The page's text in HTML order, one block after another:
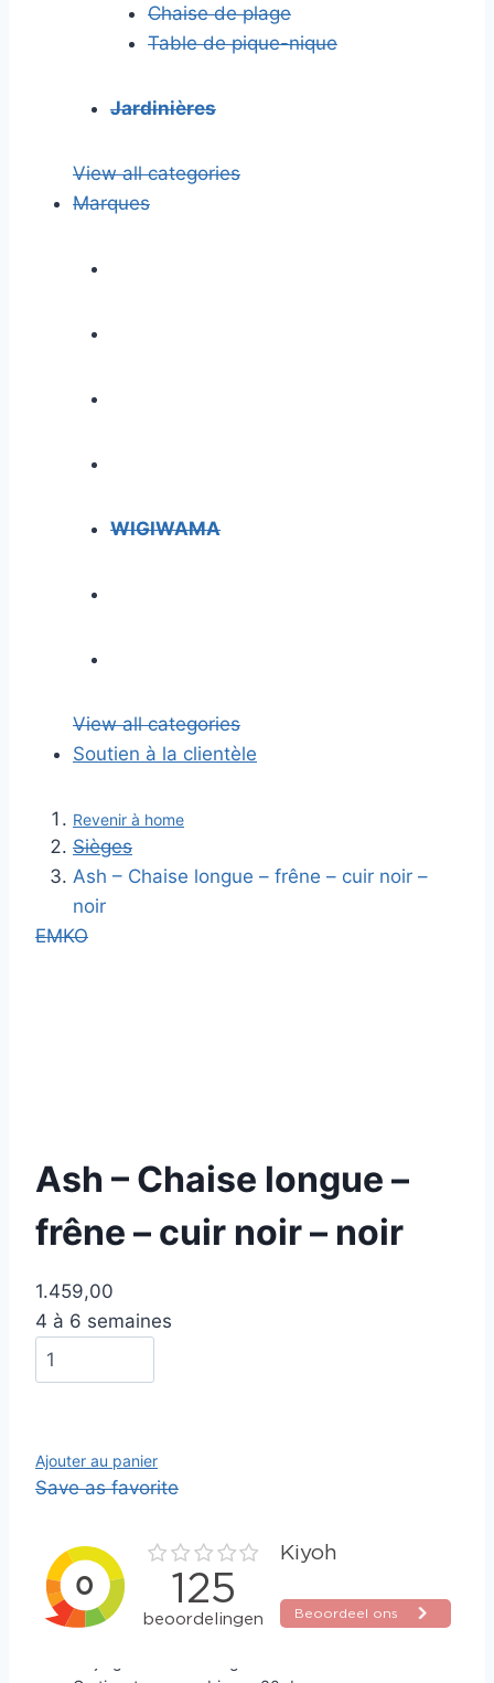
Chaise de plage
Table de pique-nique
Jardinières
View all categories
Marques
WIGIWAMA
View all categories
Soutien à la clientèle
Revenir à home
Sièges
Ash – Chaise longue – frêne – cuir noir –
noir
EMKO
Ash – Chaise longue –
frêne – cuir noir – noir
1.459,00
4 à 6 semaines
Ajouter au panier
Save as favorite